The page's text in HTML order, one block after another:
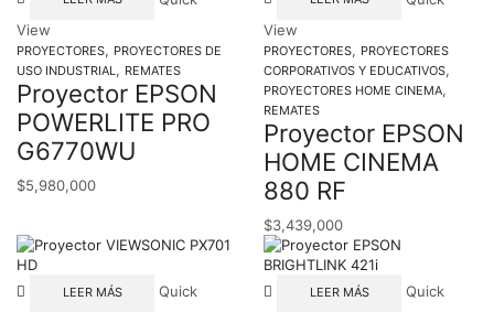
View
PROYECTORES, PROYECTORES DE
USO INDUSTRIAL, REMATES
Proyector EPSON
POWERLITE PRO
G6770WU
$5,980,000
View
PROYECTORES, PROYECTORES
CORPORATIVOS Y EDUCATIVOS,
PROYECTORES HOME CINEMA,
REMATES
Proyector EPSON
HOME CINEMA
880 RF
$3,439,000
LEER MÁS
Quick
LEER MÁS
Quick